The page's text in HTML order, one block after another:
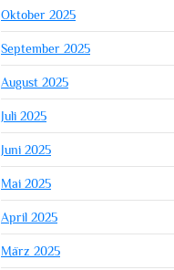
Oktober 2025
September 2025
August 2025
Juli 2025
Juni 2025
Mai 2025
April 2025
März 2025